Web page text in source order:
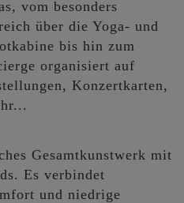
vom besonders
über die Yoga- und
bis hin zum
organisiert auf
Konzertkarten,
Gesamtkunstwerk mit
Es verbindet
und niedrige